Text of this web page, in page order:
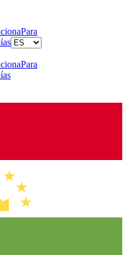
Para
Para